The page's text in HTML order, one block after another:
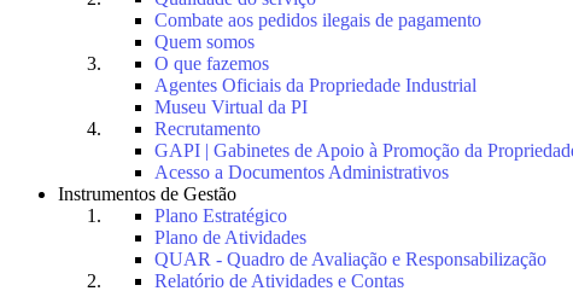
Combate aos pedidos ilegais de pagamento
Quem somos
O que fazemos
Agentes Oficiais da Propriedade Industrial
Museu Virtual da PI
Recrutamento
GAPI | Gabinetes de Apoio à Promoção da
Acesso a Documentos Administrativos
Instrumentos de Gestão
Plano Estratégico
Plano de Atividades
QUAR - Quadro de Avaliação e Responsabilização
Relatório de Atividades e Contas